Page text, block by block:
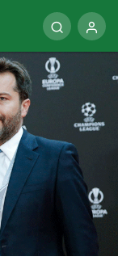
isim için